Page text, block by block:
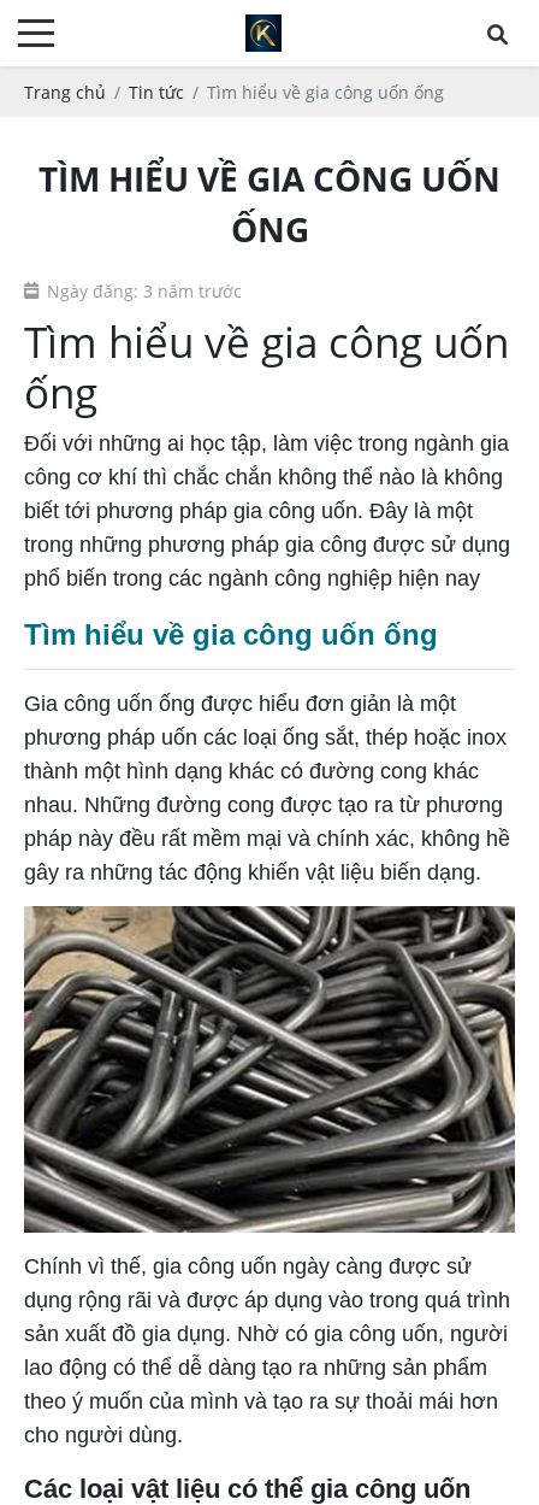
Trang chủ Tin tức Tìm hiểu về gia công uốn ống
TÌM HIỂU VỀ GIA CÔNG UỐN
ỐNG
Ngày đăng: 3 năm trước
Tìm hiểu về gia công uốn
ống
Đối với những ai học tập, làm việc trong ngành gia
công cơ khí thì chắc chắn không thể nào là không
biết tới phương pháp gia công uốn. Đây là một
trong những phương pháp gia công được sử dụng
phổ biến trong các ngành công nghiệp hiện nay
Tìm hiểu về gia công uốn ống
Gia công uốn ống được hiểu đơn giản là một
phương pháp uốn các loại ống sắt, thép hoặc inox
thành một hình dạng khác có đường cong khác
nhau. Những đường cong được tạo ra từ phương
pháp này đều rất mềm mại và chính xác, không hề
gây ra những tác động khiến vật liệu biến dạng.
Chính vì thế, gia công uốn ngày càng được sử
dụng rộng rãi và được áp dụng vào trong quá trình
sản xuất đồ gia dụng. Nhờ có gia công uốn, người
lao động có thể dễ dàng tạo ra những sản phẩm
theo ý muốn của mình và tạo ra sự thoải mái hơn
cho người dùng.
Các loại vật liệu có thể gia công uốn